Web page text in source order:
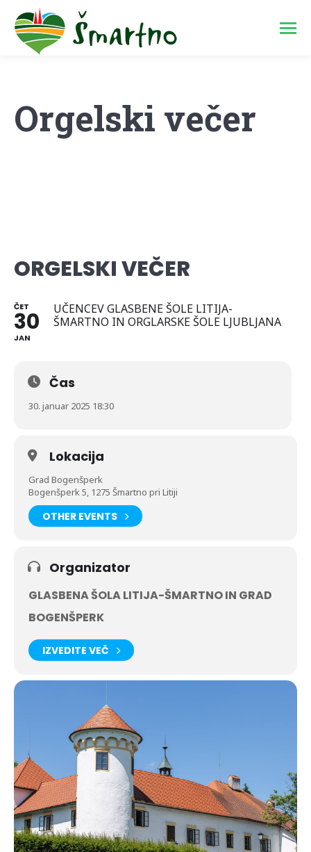
Orgelski večer
ORGELSKI VEČER
ČET
30
JAN
UČENCEV GLASBENE ŠOLE LITIJA-
ŠMARTNO IN ORGLARSKE ŠOLE LJUBLJANA
Čas
30. januar 2025 18:30
Lokacija
Grad Bogenšperk
Bogenšperk 5, 1275 Šmartno pri Litiji
OTHER EVENTS
Organizator
GLASBENA ŠOLA LITIJA-ŠMARTNO IN GRAD
BOGENŠPERK
IZVEDITE VEČ